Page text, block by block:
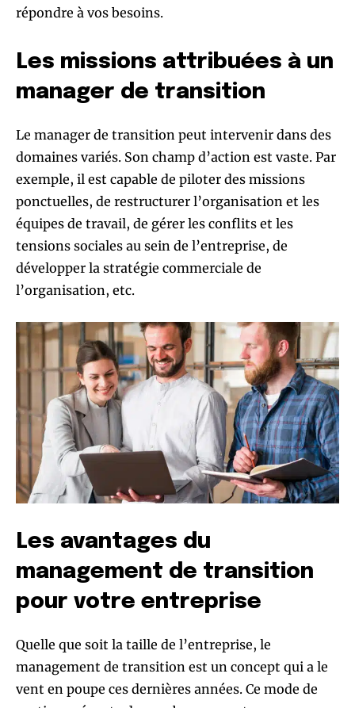
répondre à vos besoins.
Les missions attribuées à un
manager de transition
Le manager de transition peut intervenir dans des
domaines variés. Son champ d’action est vaste. Par
exemple, il est capable de piloter des missions
ponctuelles, de restructurer l’organisation et les
équipes de travail, de gérer les conflits et les
tensions sociales au sein de l’entreprise, de
développer la stratégie commerciale de
l’organisation, etc.
Les avantages du
management de transition
pour votre entreprise
Quelle que soit la taille de l’entreprise, le
management de transition est un concept qui a le
vent en poupe ces dernières années. Ce mode de